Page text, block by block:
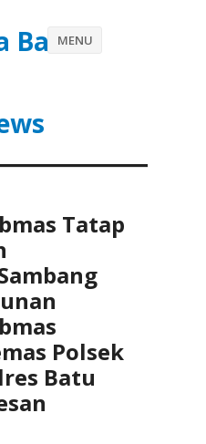
Batu
MENU
Tatap
Polsek
Batu